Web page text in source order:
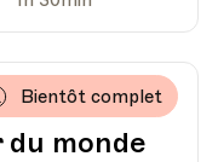
monde
Bientôt complet